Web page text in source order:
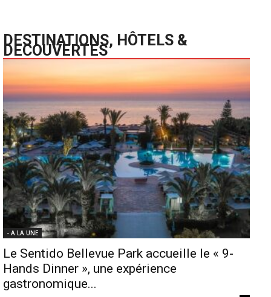
DESTINATIONS, HÔTELS &
DECOUVERTES
- A LA UNE
Le Sentido Bellevue Park accueille le « 9-
Hands Dinner », une expérience
gastronomique...